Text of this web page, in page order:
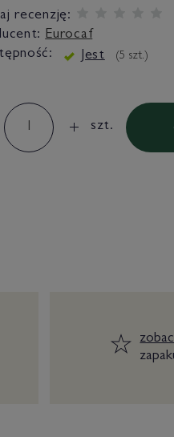
recenzję:
Eurocaf
Jest (5 szt.)
szt.